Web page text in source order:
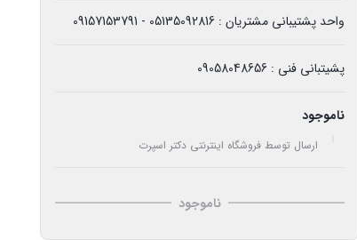
واحد پشتیبانی مشتریان : 05135092816 - 09157153791
پشیتبانی فنی : 09058048656
ناموجود
ارسال توسط فروشگاه اینترنتی دکتر اسپرت
ناموجود